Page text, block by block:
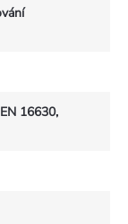
16630,